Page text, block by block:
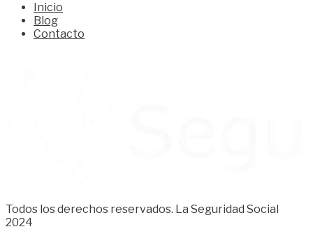
Inicio
Blog
Contacto
Todos los derechos reservados. La Seguridad Social
2024